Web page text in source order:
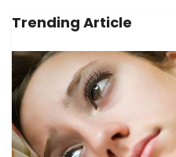
Trending Article